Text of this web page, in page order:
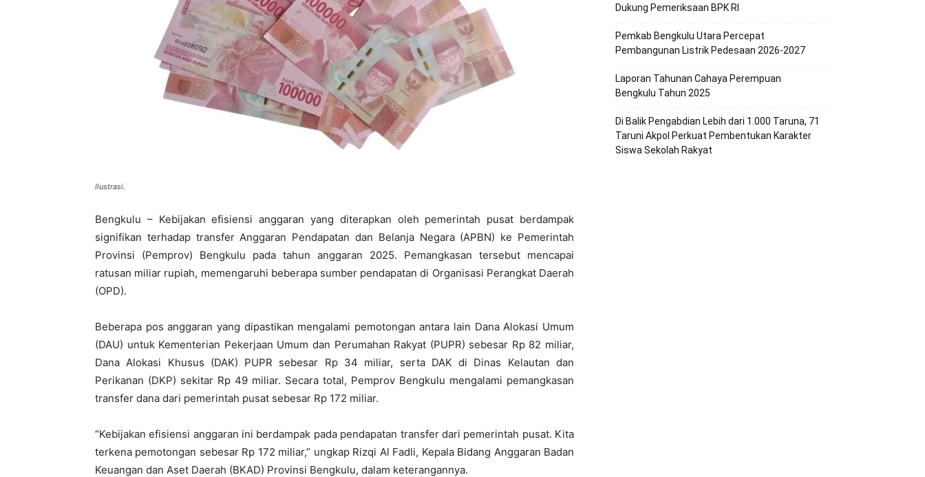
Ilustrasi.
Bengkulu – Kebijakan efisiensi anggaran yang diterapkan oleh pemerintah pusat berdampak
signifikan terhadap transfer Anggaran Pendapatan dan Belanja Negara (APBN) ke Pemerintah
Provinsi (Pemprov) Bengkulu pada tahun anggaran 2025. Pemangkasan tersebut mencapai
ratusan miliar rupiah, memengaruhi beberapa sumber pendapatan di Organisasi Perangkat Daerah
(OPD).
Beberapa pos anggaran yang dipastikan mengalami pemotongan antara lain Dana Alokasi Umum
(DAU) untuk Kementerian Pekerjaan Umum dan Perumahan Rakyat (PUPR) sebesar Rp 82 miliar,
Dana Alokasi Khusus (DAK) PUPR sebesar Rp 34 miliar, serta DAK di Dinas Kelautan dan
Perikanan (DKP) sekitar Rp 49 miliar. Secara total, Pemprov Bengkulu mengalami pemangkasan
transfer dana dari pemerintah pusat sebesar Rp 172 miliar.
“Kebijakan efisiensi anggaran ini berdampak pada pendapatan transfer dari pemerintah pusat. Kita
terkena pemotongan sebesar Rp 172 miliar,” ungkap Rizqi Al Fadli, Kepala Bidang Anggaran Badan
Keuangan dan Aset Daerah (BKAD) Provinsi Bengkulu, dalam keterangannya.
Dukung Pemeriksaan BPK RI
Pemkab Bengkulu Utara Percepat
Pembangunan Listrik Pedesaan 2026-2027
Laporan Tahunan Cahaya Perempuan
Bengkulu Tahun 2025
Di Balik Pengabdian Lebih dari 1.000 Taruna, 71
Taruni Akpol Perkuat Pembentukan Karakter
Siswa Sekolah Rakyat